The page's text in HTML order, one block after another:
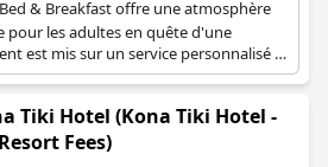
& Breakfast offre une atmosphère
pour les adultes en quête d'une
est mis sur un service personnalisé et
Tiki Hotel (Kona Tiki Hotel -
Fees)